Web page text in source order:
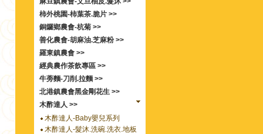
柿外桃園-柿葉茶.脆片 >>
銅鑼鄉農會-杭菊 >>
善化農會-胡麻油.芝麻粉 >>
羅東鎮農會 >>
經典農作茶飲專區 >>
牛蒡麵-刀削.拉麵 >>
北港鎮農會黑金剛花生 >>
木酢達人 >>
木酢達人-Baby嬰兒系列
木酢達人-髮沐.洗碗.洗衣.地板